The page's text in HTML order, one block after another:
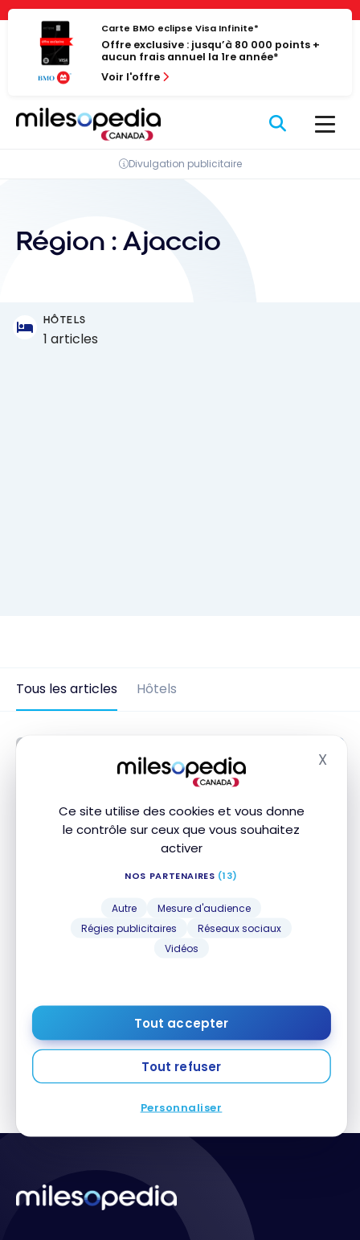
Panneau de gestion des cookies
Ce site utilise des cookies et vous donne
le contrôle sur ceux que vous souhaitez
activer
NOS PARTENAIRES (13)
Autre
Mesure d'audience
Régies publicitaires
Réseaux sociaux
Vidéos
Tout accepter
Tout refuser
Personnaliser
X
Passer
contenu
Carte BMO eclipse Visa Infinite*
Offre exclusive : jusqu’à 80 000 points +
aucun frais annuel la 1re année*
Voir l'offre
Divulgation publicitaire
Région : Ajaccio
HÔTELS
1 articles
Tous les articles Hôtels
Avis : Hôtel Best Western Plus Ajaccio Amirauté |
Best Western Rewards
Avis : Hôtel Best Western Plus
Ajaccio Amirauté | Best Western